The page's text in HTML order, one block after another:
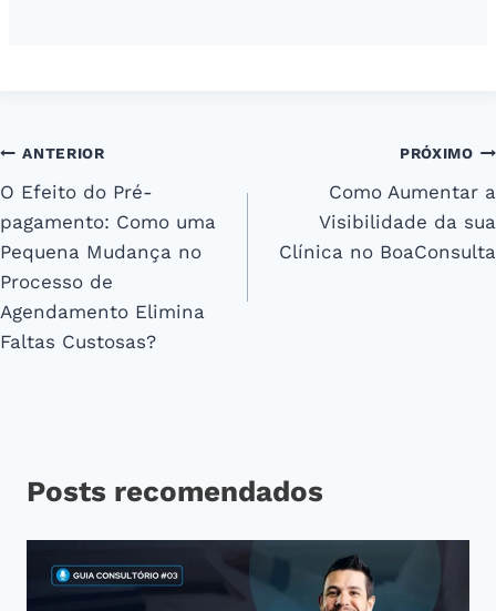
Navegação
de
Post
ANTERIOR
O Efeito do Pré-
pagamento: Como uma
Pequena Mudança no
Processo de
Agendamento Elimina
Faltas Custosas?
PRÓXIMO
Como Aumentar a
Visibilidade da sua
Clínica no BoaConsulta
Posts recomendados